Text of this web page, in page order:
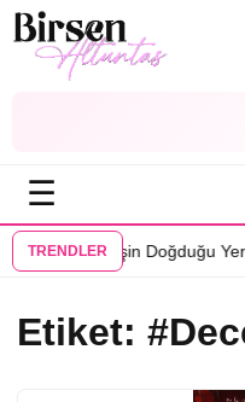
☰
TRENDLER
oluyor•“Güneşin Doğduğu
Etiket: